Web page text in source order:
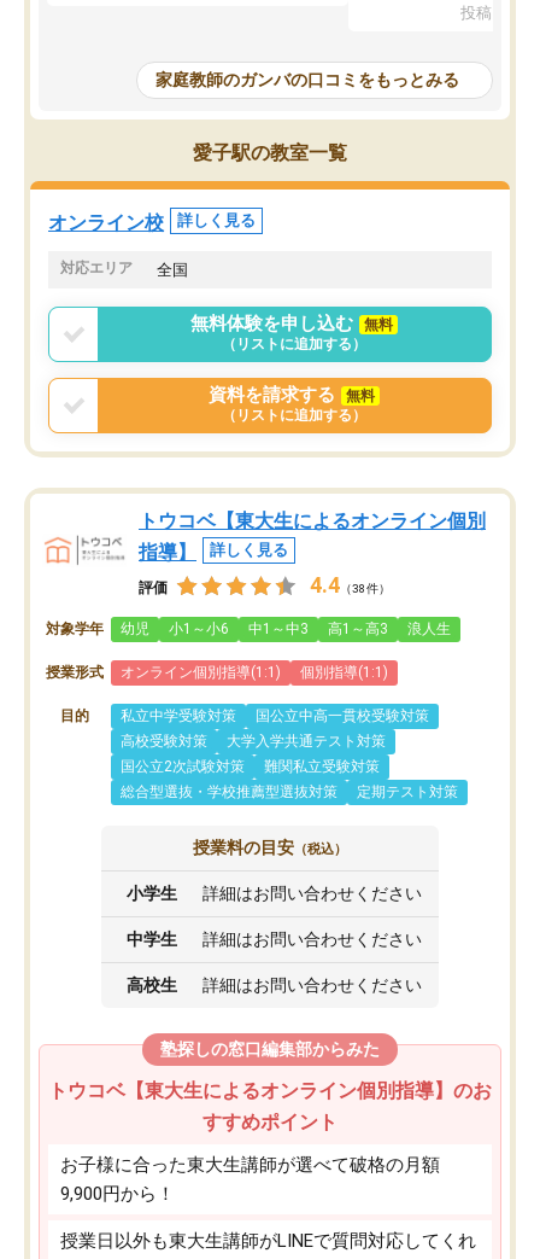
めて1年ほどだった今では平均点以上の
科目が増えてきました！あと1年受験ま
であるので無料の週末教室を使用しな
がら頑張って欲しいと思います！
指導が無い日も予定表
問できるのでとても助か
投稿日：
家庭教師のガンバの口コミをもっとみる
愛子駅の教室一覧
オンライン校 詳しく見る
対応エリア 全国
無料体験を申し込む
無料
（リストに追加する）
資料を請求する
無料
（リストに追加する）
トウコベ【東大生によるオンライン個別
指導】
詳しく見る
評価 4.4 （38件）
対象学年 幼児 小1～小6 中1～中3 高1～高3 浪人生
授業形式 オンライン個別指導(1:1) 個別指導(1:1)
目的 私立中学受験対策
国公立中高一貫校受験対策
高校受験対策
大学入学共通テスト対策
国公立2次試験対策
難関私立受験対策
総合型選抜・学校推薦型選抜対策
定期テスト対策
授業料の目安 （税込）
小学生 詳細はお問い合わせください
中学生 詳細はお問い合わせください
高校生 詳細はお問い合わせください
塾探しの窓口編集部からみた
トウコベ【東大生によるオンライン個別指導】のお
すすめポイント
お子様に合った東大生講師が選べて破格の月額
9,900円から！
授業日以外も東大生講師がLINEで質問対応してくれ